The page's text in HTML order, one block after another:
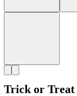
Trick or Treat